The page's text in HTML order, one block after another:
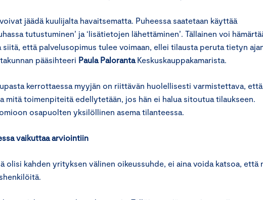
jäädä kuulijalta havaitsematta. Puheessa saatetaan käyttää
tutustuminen’ ja ‘lisätietojen lähettäminen’. Tällainen voi
että palvelusopimus tulee voimaan, ellei tilausta peruta tietyn
pääsihteeri Paula Paloranta Keskuskauppakamarista.
kerrottaessa myyjän on riittävän huolellisesti varmistettava, että
mitä toimenpiteitä edellytetään, jos hän ei halua sitoutua tilaukseen.
osapuolten yksilöllinen asema tilanteessa.
vaikuttaa arviointiin
olisi kahden yrityksen välinen oikeussuhde, ei aina voida katsoa, että